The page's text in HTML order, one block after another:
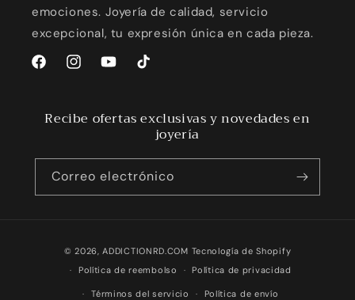
emociones. Joyería de calidad, servicio
excepcional, tu expresión única en cada pieza.
FacebookInstagramYouTubeTikTok
Recibe ofertas exclusivas y novedades en
joyería
Correo electrónico
© 2026,ADDICTIONRD.COM Tecnología de Shopify
Política de reembolso
Política de privacidad
Términos del servicio Política de envío